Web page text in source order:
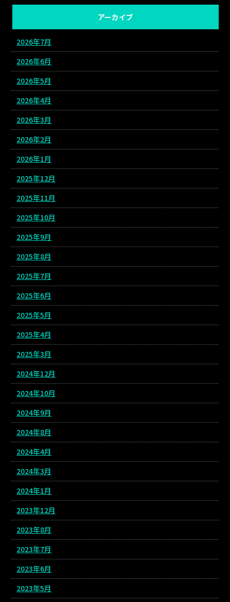
アーカイブ
2026年7月
2026年6月
2026年5月
2026年4月
2026年3月
2026年2月
2026年1月
2025年12月
2025年11月
2025年10月
2025年9月
2025年8月
2025年7月
2025年6月
2025年5月
2025年4月
2025年3月
2024年12月
2024年10月
2024年9月
2024年8月
2024年4月
2024年3月
2024年1月
2023年12月
2023年8月
2023年7月
2023年6月
2023年5月